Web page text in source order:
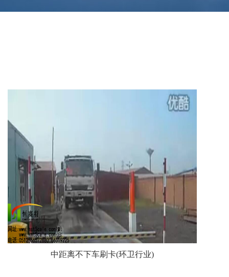
中距离不下车刷卡(环卫行业)